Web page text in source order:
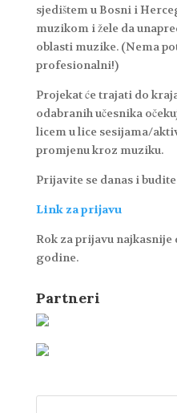
sjedištem u Bosni i
muzikom i žele da
oblasti muzike. (Nema
profesionalni!)
Projekat će trajati do
odabranih učesnika
licem u lice sesijama/
promjenu kroz muziku.
Prijavite se danas i
Link za prijavu
Rok za prijavu najkasnije
godine.
Partneri